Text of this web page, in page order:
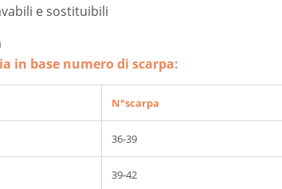
e sostituibili
in base numero di scarpa:
N°scarpa
36-39
39-42